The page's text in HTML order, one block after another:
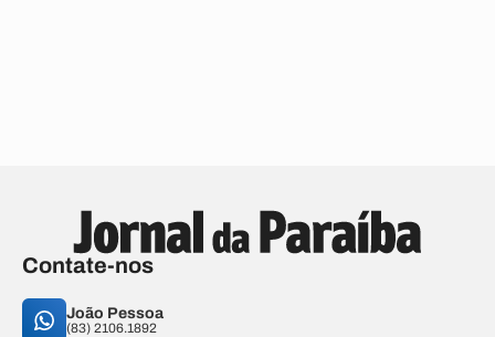
Contate-nos
João Pessoa
(83) 2106.1892